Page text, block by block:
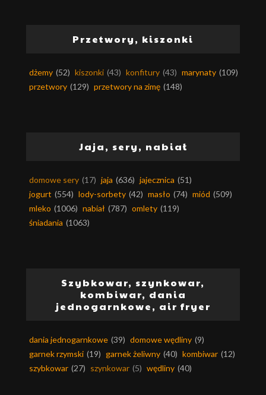
Przetwory, kiszonki
dżemy (52) kiszonki (43) konfitury (43) marynaty (109)
przetwory (129) przetwory na zimę (148)
Jaja, sery, nabiał
domowe sery (17) jaja (636) jajecznica (51)
jogurt (554) lody-sorbety (42) masło (74) miód (509)
mleko (1006) nabiał (787) omlety (119)
śniadania (1063)
Szybkowar, szynkowar,
kombiwar, dania
jednogarnkowe, air fryer
dania jednogarnkowe (39) domowe wędliny (9)
garnek rzymski (19) garnek żeliwny (40) kombiwar (12)
szybkowar (27) szynkowar (5) wędliny (40)